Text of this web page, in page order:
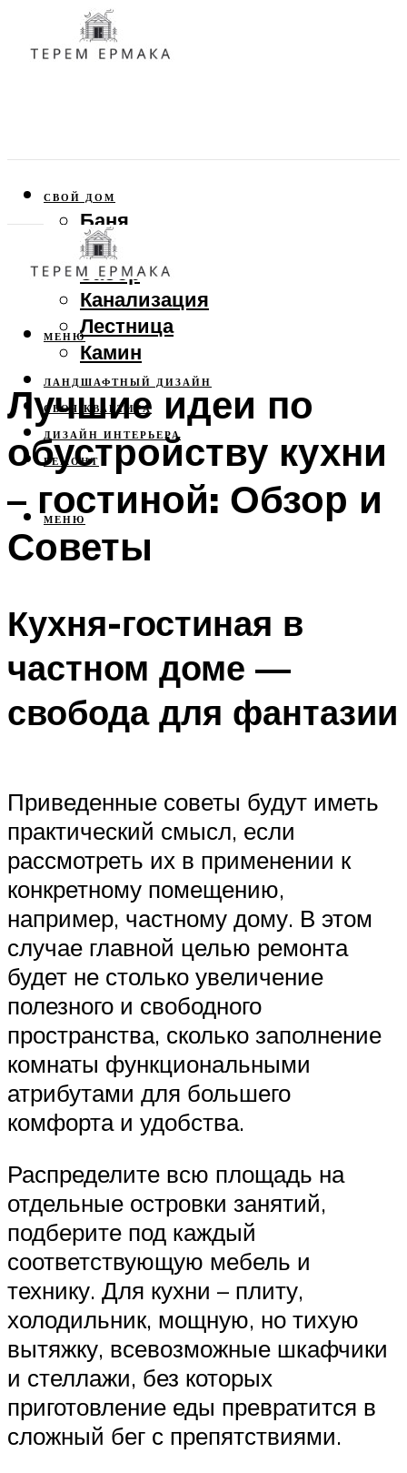
СВОЙ ДОМ
Баня
Веранда
Забор
Канализация
Лестница
Камин
ЛАНДШАФТНЫЙ ДИЗАЙН
СВОЯ КВАРТИРА
ДИЗАЙН ИНТЕРЬЕРА
РЕМОНТ
МЕНЮ
МЕНЮ
Лучшие идеи по
обустройству кухни
– гостиной: Обзор и
Советы
Кухня-гостиная в
частном доме —
свобода для фантазии
Приведенные советы будут иметь
практический смысл, если
рассмотреть их в применении к
конкретному помещению,
например, частному дому. В этом
случае главной целью ремонта
будет не столько увеличение
полезного и свободного
пространства, сколько заполнение
комнаты функциональными
атрибутами для большего
комфорта и удобства.
Распределите всю площадь на
отдельные островки занятий,
подберите под каждый
соответствующую мебель и
технику. Для кухни – плиту,
холодильник, мощную, но тихую
вытяжку, всевозможные шкафчики
и стеллажи, без которых
приготовление еды превратится в
сложный бег с препятствиями.